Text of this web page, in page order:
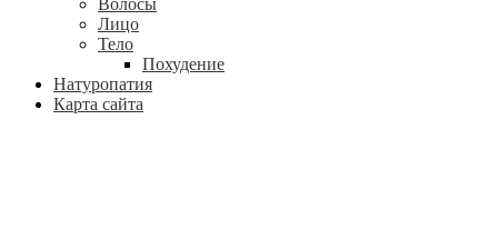
Лицо
Тело
Похудение
Натуропатия
Карта сайта